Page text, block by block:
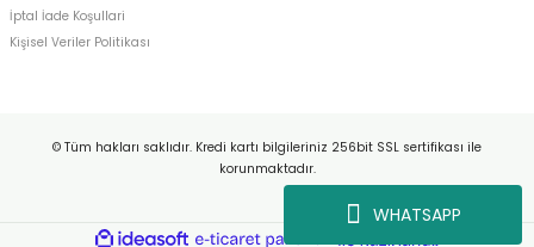
WHATSAPP
İptal İade Koşullari
Kişisel Veriler Politikası
© Tüm hakları saklıdır. Kredi kartı bilgileriniz 256bit SSL sertifikası ile
korunmaktadır.
ideasoft